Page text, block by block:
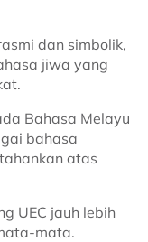
dan simbolik,
jiwa yang
Bahasa Melayu
bahasa
atas
UEC jauh lebih
mata.